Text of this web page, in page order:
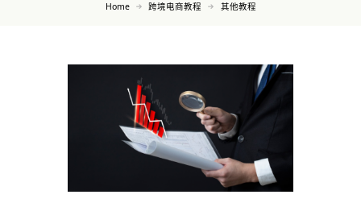
Home 跨境电商教程 其他教程